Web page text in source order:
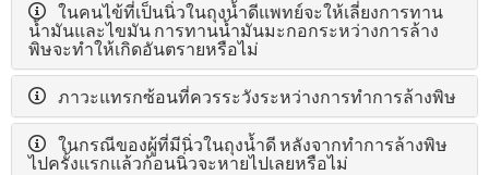
ในคนไข้ที่เป็นนิ่วในถุงน้ำดีแพทย์จะให้เลี่ยงการทาน
น้ำมันและไขมัน การทานน้ำมันมะกอกระหว่างการล้าง
พิษจะทำให้เกิดอันตรายหรือไม่
ภาวะแทรกซ้อนที่ควรระวังระหว่างการทำการล้างพิษ
ในกรณีของผู้ที่มีนิ่วในถุงน้ำดี หลังจากทำการล้างพิษ
ไปครั้งแรกแล้วก้อนนิ่วจะหายไปเลยหรือไม่